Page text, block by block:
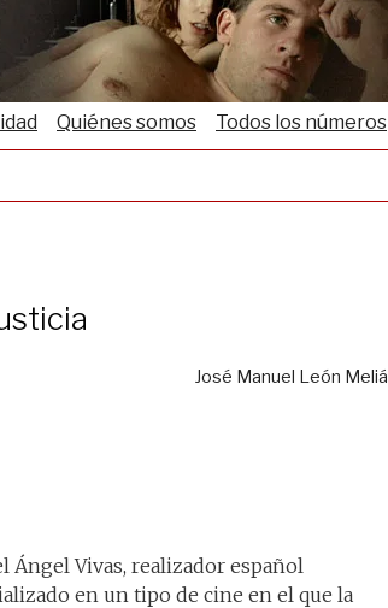
Quiénes somos Todos los números
José Manuel León Meliá
Ángel Vivas, realizador español
en un tipo de cine en el que la